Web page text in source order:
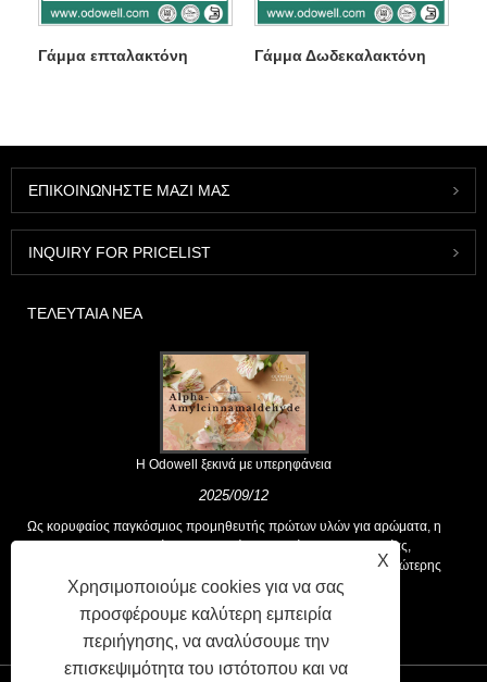
Γάμμα επταλακτόνη Γάμμα Δωδεκαλακτόνη
ΕΠΙΚΟΙΝΩΝΉΣΤΕ ΜΑΖΊ ΜΑΣ
INQUIRY FOR PRICELIST
ΤΕΛΕΥΤΑΊΑ ΝΈΑ
Η Odowell ξεκινά με υπερηφάνεια
2025/09/12
Ως κορυφαίος παγκόσμιος προμηθευτής πρώτων υλών για αρώματα, η
Odowell υποστηρίζει μια βασική φιλοσοφία της "καινοτομίας,
επικεντρωμένης στην ποιότητα", που παρέχει σταθερά λύσεις ανώτερης
αρωτικής στους πελάτες παγκοσμίως.
X
Χρησιμοποιούμε cookies για να σας
προσφέρουμε καλύτερη εμπειρία
περιήγησης, να αναλύσουμε την
επισκεψιμότητα του ιστότοπου και να